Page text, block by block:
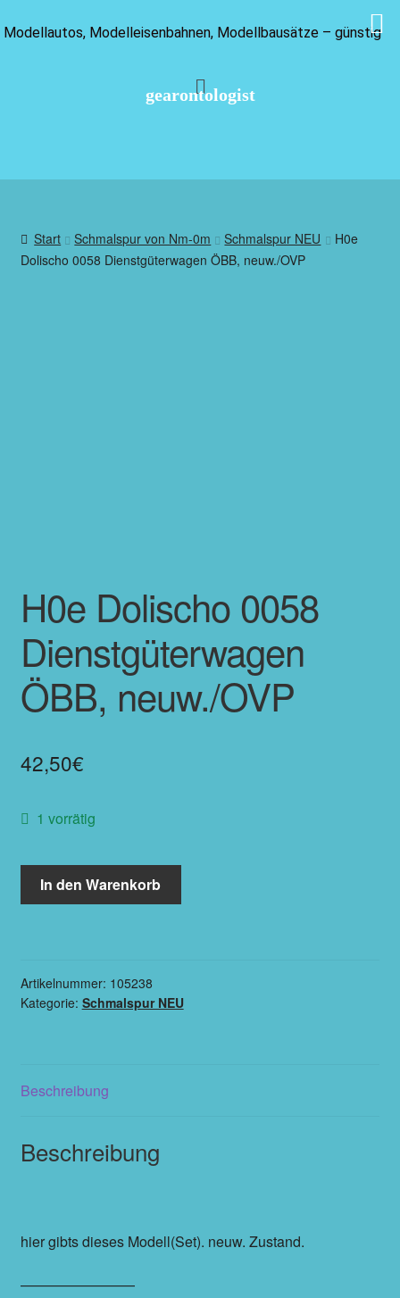
Modellautos, Modelleisenbahnen, Modellbausätze – günstig
Start Schmalspur von Nm-0m Schmalspur NEU
H0e
Dolischo 0058 Dienstgüterwagen ÖBB, neuw./OVP
H0e Dolischo 0058
Dienstgüterwagen
ÖBB, neuw./OVP
42,50€
1 vorrätig
In den Warenkorb
Artikelnummer: 105238
Kategorie: Schmalspur NEU
Beschreibung
Beschreibung
hier gibts dieses Modell(Set). neuw. Zustand.
————————
gearontologist